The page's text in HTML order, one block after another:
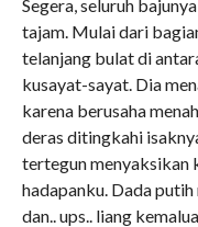
Segera, seluruh
tajam. Mulai dari
telanjang bulat di
kusayat-sayat. Dia
karena berusaha
deras ditingkahi
tertegun menyaksikan
hadapanku. Dada
dan.. ups.. liang